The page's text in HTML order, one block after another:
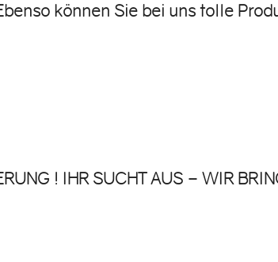
können Sie bei uns tolle
! IHR SUCHT AUS – WIR